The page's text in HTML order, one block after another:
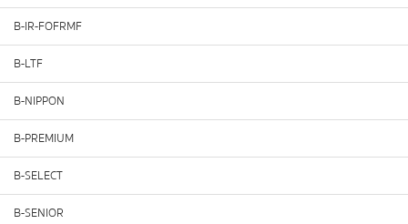
B-IR-FOFRMF
B-LTF
B-NIPPON
B-PREMIUM
B-SELECT
B-SENIOR